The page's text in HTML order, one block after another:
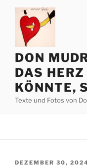
Zum
springen
DON
DAS
KÖNNTE,
Texte und Fotos von
VERÖFFENTLICHT
DEZEMBER 30,